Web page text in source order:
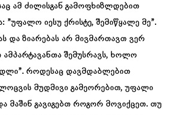
ამ ძილისგან გამოფხიზლდებით
”უფალო იესუ ქრისტე, შემიწყალე მე”.
და ზიარებას არ მივმართავთ ვერ
ამპარტავანთა შემუსრავს, ხოლო
როდესაც დავმდაბლებით
მუდმივი გამეორებით, უფალი
მაშინ გავიგებთ როგორ მოვიქცეთ. თუ